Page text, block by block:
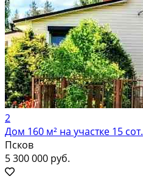
2
Дом 160 м² на участке 15 сот.
Псков
5 300 000 руб.